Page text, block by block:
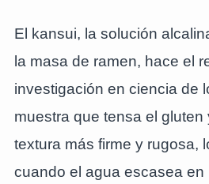
El kansui, la solución
la masa de ramen, hace el
investigación en ciencia de
muestra que tensa el
textura más firme y rugosa,
cuando el agua escasea en